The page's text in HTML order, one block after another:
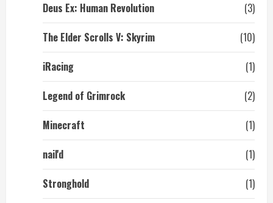
Deus Ex: Human Revolution
(3)
The Elder Scrolls V: Skyrim
(10)
iRacing
(1)
Legend of Grimrock
(2)
Minecraft
(1)
nail'd
(1)
Stronghold
(1)